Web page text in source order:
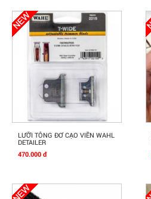
Mua Ngay
LƯỠI TÔNG ĐƠ CẠO VIỀN WAHL
DETAILER
470.000 đ